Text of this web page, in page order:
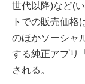
世代以降)など(
トでの販売価格
のほかソーシャ
する純正アプリ
される。